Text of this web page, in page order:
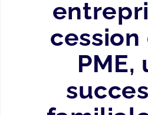
cession
PME,